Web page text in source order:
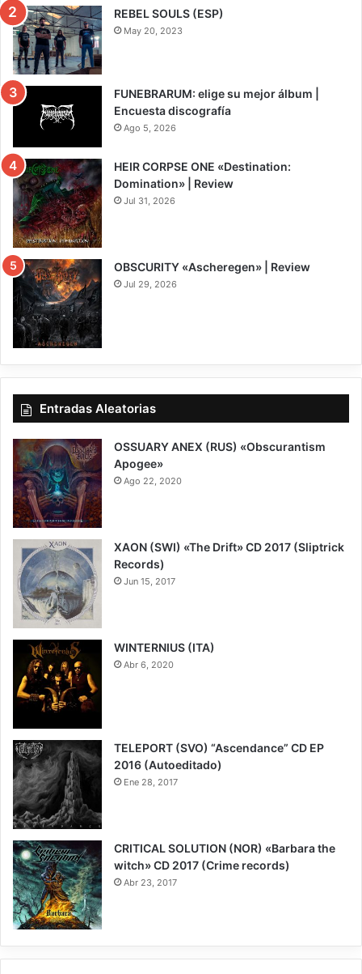
REBEL SOULS (ESP)
May 20, 2023
FUNEBRARUM: elige su mejor álbum |
Encuesta discografía
Ago 5, 2026
8
HEIR CORPSE ONE «Destination:
Domination» | Review
Jul 31, 2026
7.5
OBSCURITY «Ascheregen» | Review
Jul 29, 2026
Entradas Aleatorias
7.5
OSSUARY ANEX (RUS) «Obscurantism
Apogee»
Ago 22, 2020
XAON (SWI) «The Drift» CD 2017 (Sliptrick
Records)
Jun 15, 2017
WINTERNIUS (ITA)
Abr 6, 2020
TELEPORT (SVO) “Ascendance” CD EP
2016 (Autoeditado)
Ene 28, 2017
CRITICAL SOLUTION (NOR) «Barbara the
witch» CD 2017 (Crime records)
Abr 23, 2017